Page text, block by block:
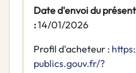
Date d'envoi du
:14/01/2026
Profil d'acheteur :
publics.gouv.fr/?